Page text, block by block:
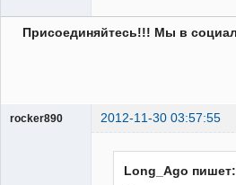
Присоединяйтесь!!! Мы в
rocker890 2012-11-30 03:57:55
ГИПроектировщик
Long_Ago пишет: